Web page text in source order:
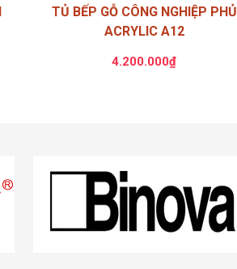
TỦ BẾP GỖ CÔNG NGHIỆP PHỦ
ACRYLIC A12
4.200.000₫